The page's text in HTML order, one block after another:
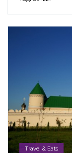
Travel & Eats